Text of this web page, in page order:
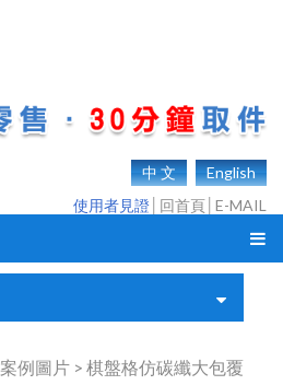
中 文
English
使用者見證 回首頁 E-MAIL
例圖片 > 棋盤格仿碳纖大包覆